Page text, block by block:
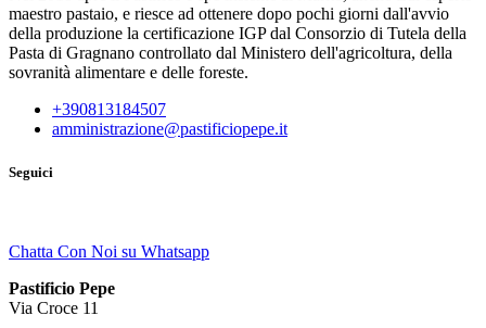
maestro pastaio, e riesce ad ottenere dopo pochi giorni dall'avvio
della produzione la certificazione IGP dal Consorzio di Tutela della
Pasta di Gragnano controllato dal Ministero dell'agricoltura, della
sovranità alimentare e delle foreste.
+390813184507
amministrazione@pastificiopepe.it
Seguici
Chatta Con Noi su Whatsapp
Pastificio Pepe
Via Croce 11